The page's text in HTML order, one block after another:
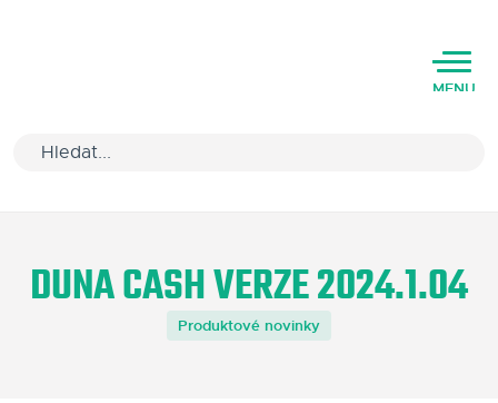
MENU
Varianty software
Školení
DUNA CASH VERZE 2024.1.04
Produktové novinky